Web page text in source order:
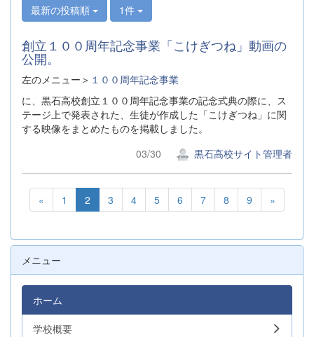
最新の投稿順 1件
創立１００周年記念事業「こけぎつね」動画の
公開。
左のメニュー＞ １００周年記念事業
に、黒石高校創立１００周年記念事業の記念式典の際に、ス
テージ上で発表された、生徒が作成した「こけぎつね」に関
する映像をまとめたものを掲載しました。
03/30
黒石高校サイト管理者
« 1 2 3 4 5 6 7 8 9 »
メニュー
ホーム
学校概要